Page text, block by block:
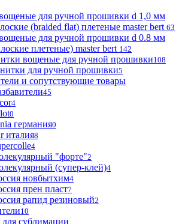
для ручной прошивки d 1,0 мм
(braided flat) плетеные master bert 63
для ручной прошивки d 0.8 мм
плетеные) master bert 142
вощеные для ручной прошивки108
для ручной прошивки5
и сопутствующие товары
45
4
0
германия0
италия8
4
"форте"2
(супер-клей)4
новбытхим4
прен пласт7
рапид резиновый2
10
сублимации